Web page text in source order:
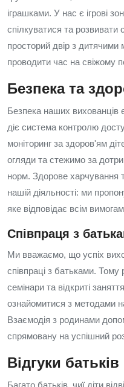
іграшками. У нас є ігрові
спілкуватися та
просторий двір з
проводити час на свіжому
Безпека та
Безпека наших вихованців
діє система контролю
моніторинг за здоров'ям
огляди та стежимо за
норм. Здорове харчування
нашій діяльності: ми
яке відповідає всім
Співпраця з
Ми вважаємо, що успіх
співпраці з батьками. Тому
семінари та відкриті
ознайомитися з методами
Взаємодія з родинами
спрямовану на успішний
Відгуки батьків
Багато батьків, чиї діти